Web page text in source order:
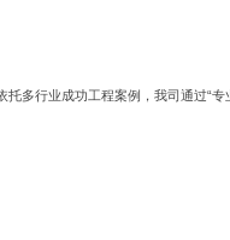
托多行业成功工程案例，我司通过“